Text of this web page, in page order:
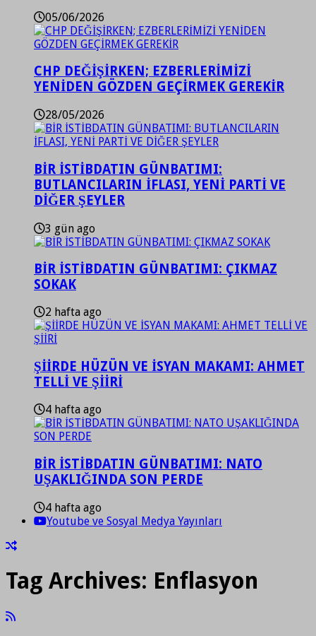
05/06/2026
CHP DEĞİŞİRKEN; EZBERLERİMİZİ
YENİDEN GÖZDEN GEÇİRMEK GEREKİR
28/05/2026
BİR İSTİBDATIN GÜNBATIMI:
BUTLANCILARIN İFLASI, YENİ PARTİ VE
DİĞER ŞEYLER
3 gün ago
BİR İSTİBDATIN GÜNBATIMI: ÇIKMAZ
SOKAK
2 hafta ago
ŞİİRDE HÜZÜN VE İSYAN MAKAMI: AHMET
TELLİ VE ŞİİRİ
4 hafta ago
BİR İSTİBDATIN GÜNBATIMI: NATO
UŞAKLIĞINDA SON PERDE
4 hafta ago
Youtube ve Sosyal Medya Yayınları
Tag Archives: Enflasyon